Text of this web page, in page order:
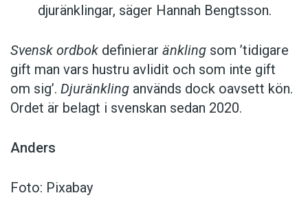
djuränklingar, säger Hannah Bengtsson.
Svensk ordbok definierar änkling som ’tidigare
gift man vars hustru av­lidit och som inte gift
om sig’. Djuränkling används dock oavsett kön.
Ordet är belagt i svenskan sedan 2020.
Anders
Foto: Pixabay